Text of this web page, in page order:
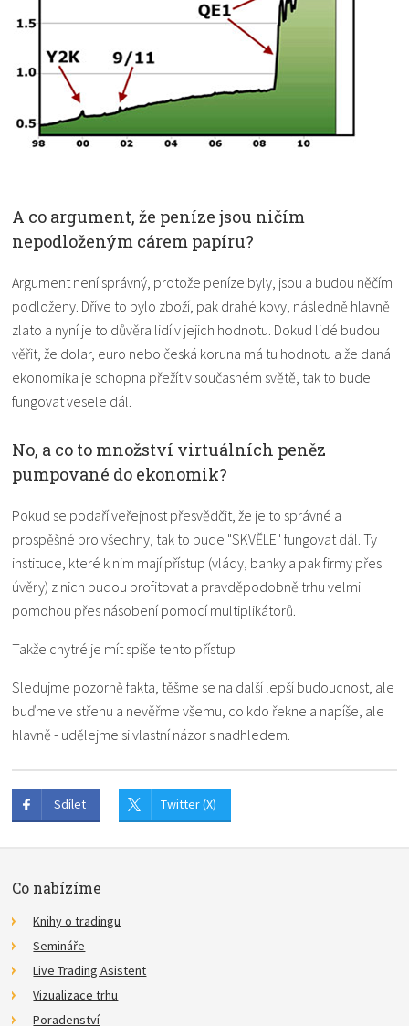
A co argument, že peníze jsou ničím
nepodloženým cárem papíru?
Argument není správný, protože peníze byly, jsou a budou něčím
podloženy. Dříve to bylo zboží, pak drahé kovy, následně hlavně
zlato a nyní je to důvěra lidí v jejich hodnotu. Dokud lidé budou
věřit, že dolar, euro nebo česká koruna má tu hodnotu a že daná
ekonomika je schopna přežít v současném světě, tak to bude
fungovat vesele dál.
No, a co to množství virtuálních peněz
pumpované do ekonomik?
Pokud se podaří veřejnost přesvědčit, že je to správné a
prospěšné pro všechny, tak to bude "SKVĚLE" fungovat dál. Ty
instituce, které k nim mají přístup (vlády, banky a pak firmy přes
úvěry) z nich budou profitovat a pravděpodobně trhu velmi
pomohou přes násobení pomocí multiplikátorů.
Takže chytré je mít spíše tento přístup
Sledujme pozorně fakta, těšme se na další lepší budoucnost, ale
buďme ve střehu a nevěřme všemu, co kdo řekne a napíše, ale
hlavně - udělejme si vlastní názor s nadhledem.
Sdílet Twitter (X)
Co nabízíme
Knihy o tradingu
Semináře
Live Trading Asistent
Vizualizace trhu
Poradenství